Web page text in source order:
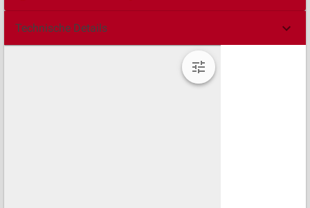
Technische Details